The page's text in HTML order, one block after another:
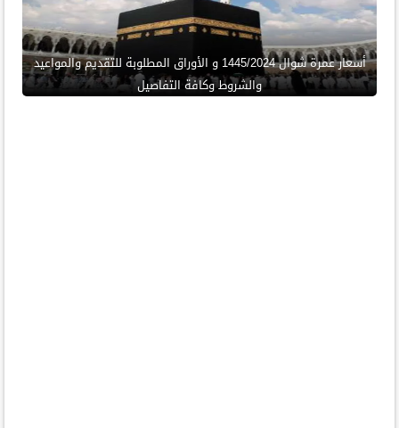
أسعار عمرة شوال 1445/2024 و الأوراق المطلوبة للتقديم والمواعيد
والشروط وكافة التفاصيل